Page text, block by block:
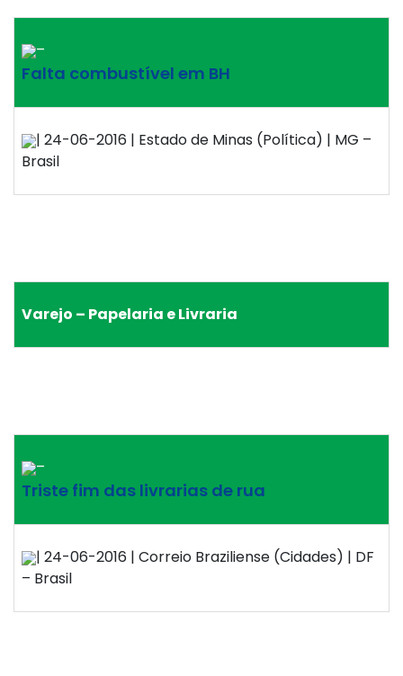
–
Falta combustível em BH
| 24-06-2016 | Estado de Minas (Política) | MG –
Brasil
Varejo – Papelaria e Livraria
–
Triste fim das livrarias de rua
| 24-06-2016 | Correio Braziliense (Cidades) | DF
– Brasil